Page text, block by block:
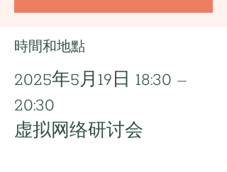
時間和地點
2025年5月19日 18:30 –
20:30
虚拟网络研讨会